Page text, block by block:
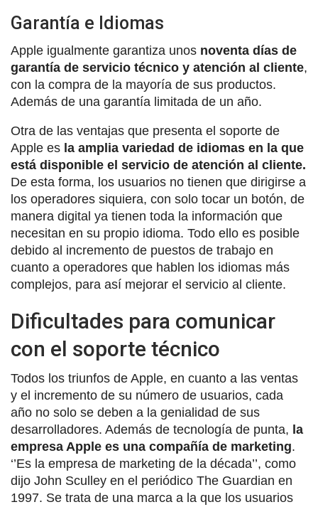
Garantía e Idiomas
Apple igualmente garantiza unos noventa días de
garantía de servicio técnico y atención al cliente,
con la compra de la mayoría de sus productos.
Además de una garantía limitada de un año.
Otra de las ventajas que presenta el soporte de
Apple es la amplia variedad de idiomas en la que
está disponible el servicio de atención al cliente.
De esta forma, los usuarios no tienen que dirigirse a
los operadores siquiera, con solo tocar un botón, de
manera digital ya tienen toda la información que
necesitan en su propio idioma. Todo ello es posible
debido al incremento de puestos de trabajo en
cuanto a operadores que hablen los idiomas más
complejos, para así mejorar el servicio al cliente.
Dificultades para comunicar
con el soporte técnico
Todos los triunfos de Apple, en cuanto a las ventas
y el incremento de su número de usuarios, cada
año no solo se deben a la genialidad de sus
desarrolladores. Además de tecnología de punta, la
empresa Apple es una compañía de marketing.
‘’Es la empresa de marketing de la década’’, como
dijo John Sculley en el periódico The Guardian en
1997. Se trata de una marca a la que los usuarios